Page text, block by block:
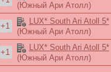
(Южный Ари Атолл)
+1
LUX* South Ari Atoll 5*
(Южный Ари Атолл)
+1
LUX* South Ari Atoll 5*
(Южный Ари Атолл)